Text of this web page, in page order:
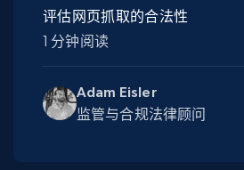
Adam Eisler
监管与合规法律顾问
评估网页抓取的合法性
1 分钟阅读